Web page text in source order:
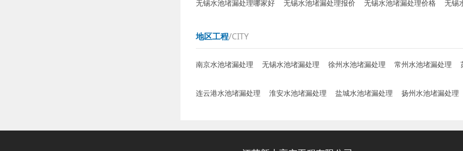
无锡水池堵漏处理哪家好 无锡水池堵漏处理报价 无锡水池堵漏处理价格 无锡
地区工程/CITY
南京水池堵漏处理 无锡水池堵漏处理 徐州水池堵漏处理 常州水池堵漏处理
连云港水池堵漏处理
淮安水池堵漏处理 盐城水池堵漏处理 扬州水池堵漏处理